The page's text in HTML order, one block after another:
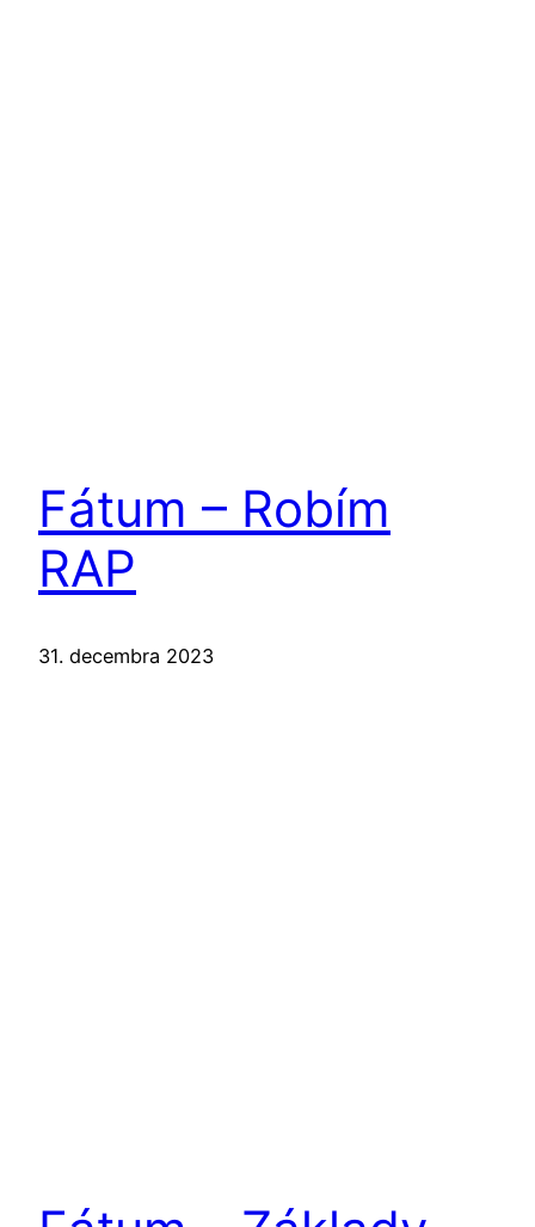
Fátum – Robím
RAP
31. decembra 2023